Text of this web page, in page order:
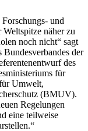
und
näher zu
noch nicht“ sagt
der
des
für
Umwelt,
(BMUV).
Regelungen
eine teilweise